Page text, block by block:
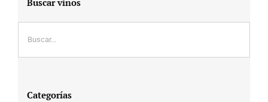
Categorías